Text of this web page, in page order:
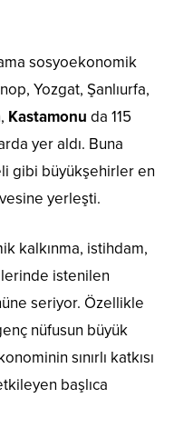
sosyoekonomik
Yozgat, Şanlıurfa,
Kastamonu da 115
yer aldı. Buna
gibi büyükşehirler en
yerleşti.
kalkınma, istihdam,
istenilen
seriyor. Özellikle
nüfusun büyük
sınırlı katkısı
başlıca